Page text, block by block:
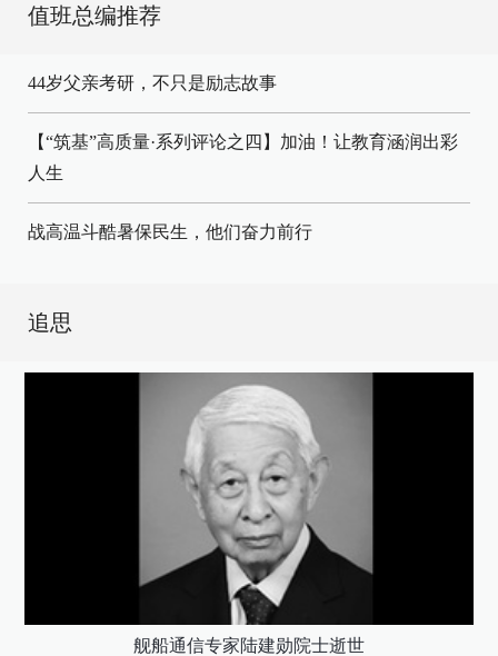
值班总编推荐
44岁父亲考研，不只是励志故事
【“筑基”高质量·系列评论之四】加油！让教育涵润出彩
人生
战高温斗酷暑保民生，他们奋力前行
追思
舰船通信专家陆建勋院士逝世